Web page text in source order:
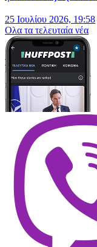
25 Ιουλίου 2026, 19:58
Oλα τα τελευταία νέα